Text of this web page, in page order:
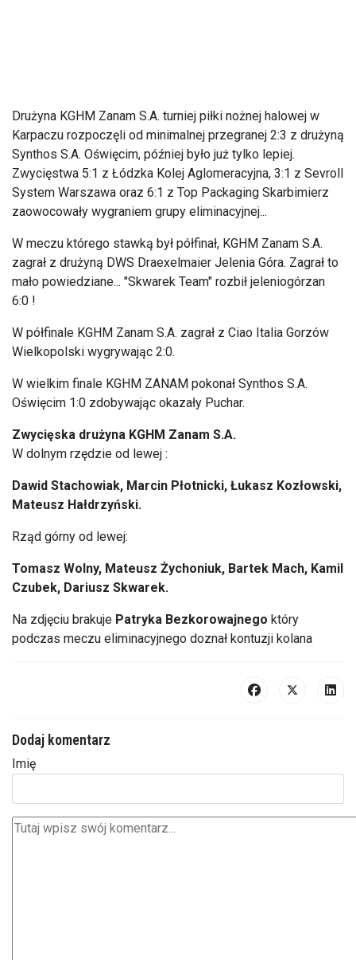
Drużyna KGHM Zanam S.A. turniej piłki nożnej halowej w
Karpaczu rozpoczęli od minimalnej przegranej 2:3 z drużyną
Synthos S.A. Oświęcim, później było już tylko lepiej.
Zwycięstwa 5:1 z Łódzka Kolej Aglomeracyjna, 3:1 z Sevroll
System Warszawa oraz 6:1 z Top Packaging Skarbimierz
zaowocowały wygraniem grupy eliminacyjnej...
W meczu którego stawką był półfinał, KGHM Zanam S.A.
zagrał z drużyną DWS Draexelmaier Jelenia Góra. Zagrał to
mało powiedziane... "Skwarek Team" rozbił jeleniogórzan
6:0 !
W półfinale KGHM Zanam S.A. zagrał z Ciao Italia Gorzów
Wielkopolski wygrywając 2:0.
W wielkim finale KGHM ZANAM pokonał Synthos S.A.
Oświęcim 1:0 zdobywając okazały Puchar.
Zwycięska drużyna KGHM Zanam S.A.
W dolnym rzędzie od lewej :
Dawid Stachowiak, Marcin Płotnicki, Łukasz Kozłowski,
Mateusz Hałdrzyński.
Rząd górny od lewej:
Tomasz Wolny, Mateusz Żychoniuk, Bartek Mach, Kamil
Czubek, Dariusz Skwarek.
Na zdjęciu brakuje Patryka Bezkorowajnego który
podczas meczu eliminacyjnego doznał kontuzji kolana
Dodaj komentarz
Imię